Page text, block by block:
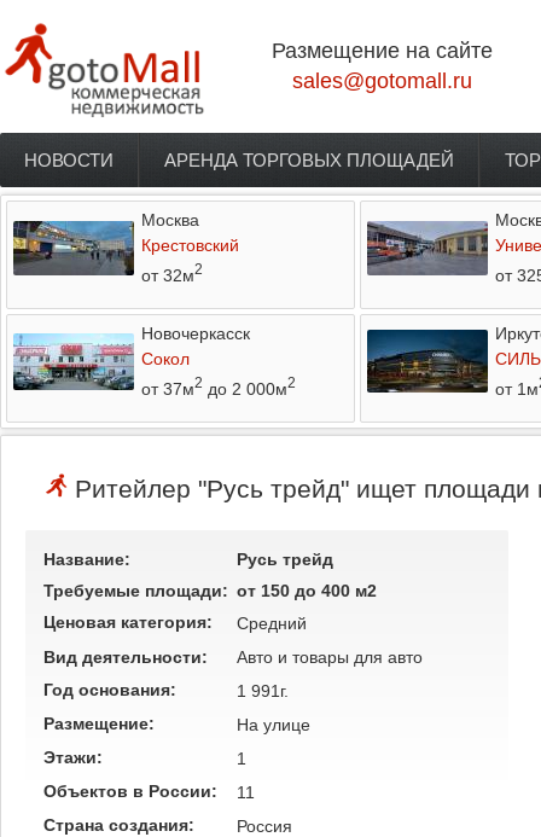
Размещение на сайте
sales@gotomall.ru
Главное меню
НОВОСТИ АРЕНДА ТОРГОВЫХ ПЛОЩАДЕЙ
Москва
Крестовский
от 32м2
от
Новочеркасск
Сокол
от 37м2 до 2 000м2
от 1м
Ритейлер "Русь трейд" ищет площади
Название:
Русь трейд
Требуемые площади: от 150 до 400 м2
Ценовая категория:
Средний
Вид деятельности:
Авто и товары для авто
Год основания:
1 991г.
Размещение:
На улице
Этажи:
1
Объектов в России:
11
Страна создания:
Россия